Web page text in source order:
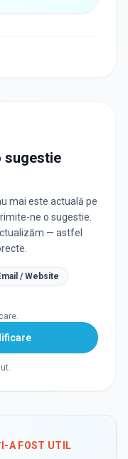
sugestie
mai este actuală pe
ne o sugestie.
— astfel
/ Website
A FOST UTIL